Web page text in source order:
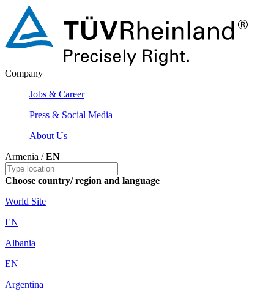
Company
Jobs & Career
Press & Social Media
About Us
Armenia /EN
Choose country/ region and language
World Site
EN
Albania
EN
Argentina